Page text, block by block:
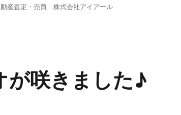
産査定・売買 株式会社アイアール
が咲きました♪